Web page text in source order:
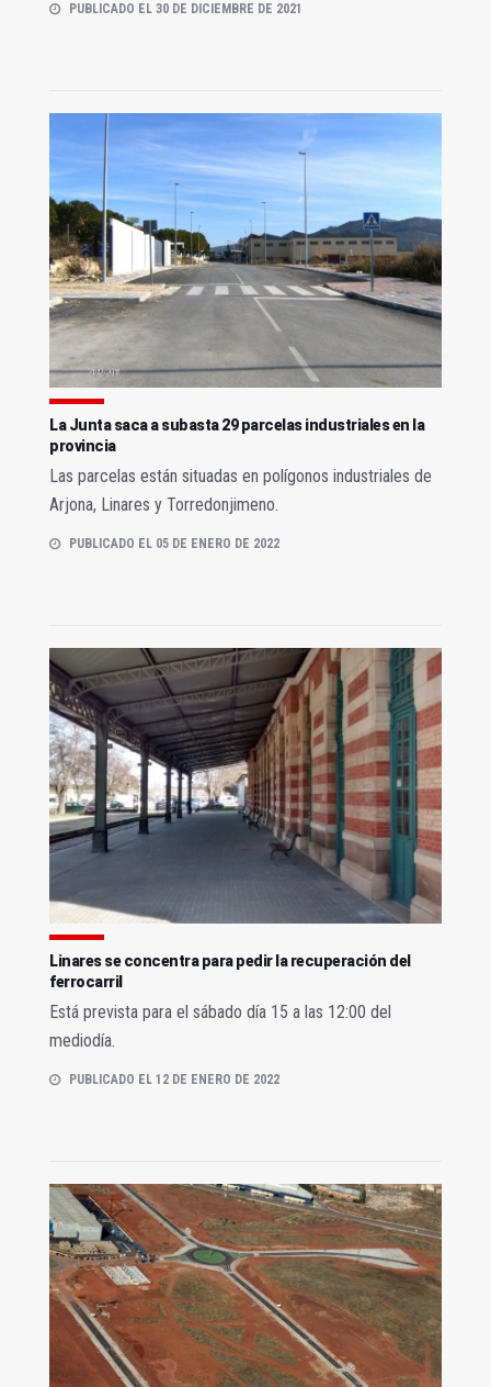
PUBLICADO EL 30 DE DICIEMBRE DE 2021
La Junta saca a subasta 29 parcelas industriales en la
provincia
Las parcelas están situadas en polígonos industriales de
Arjona, Linares y Torredonjimeno.
PUBLICADO EL 05 DE ENERO DE 2022
Linares se concentra para pedir la recuperación del
ferrocarril
Está prevista para el sábado día 15 a las 12:00 del
mediodía.
PUBLICADO EL 12 DE ENERO DE 2022